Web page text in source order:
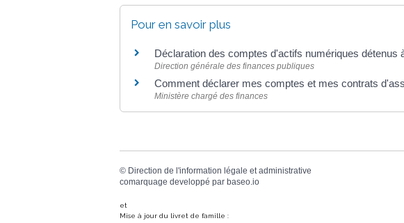
Pour en savoir plus
Déclaration des comptes d'actifs numériques détenus
Direction générale des finances publiques
Comment déclarer mes comptes et mes contrats
Ministère chargé des finances
© Direction de l'information légale et administrative
comarquage developpé par baseo.io
et
Mise à jour du livret de famille :